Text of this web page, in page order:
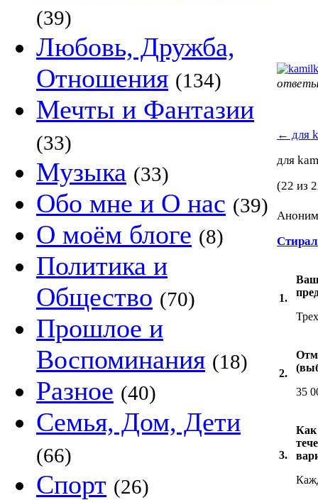
(39)
Любовь, Дружба,
Отношения (134)
Мечты и Фантазии
(33)
Музыка (33)
Обо мне и О нас (39)
О моём блоге (8)
Политика и
Общество (70)
Прошлое и
Воспоминания (18)
Разное (40)
Семья, Дом, Дети
(66)
Спорт (26)
← для
для
(22 из
1.
2.
35
3.
Как